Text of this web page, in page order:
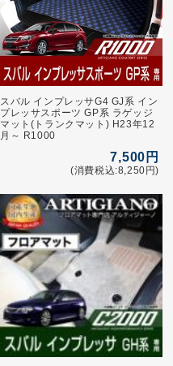
スバル インプレッサG4 GJ系 イン
プレッサスポーツ GP系 ラゲッジ
マット(トランクマット) H23年12
月～ R1000
7,500円
(消費税込:8,250円)